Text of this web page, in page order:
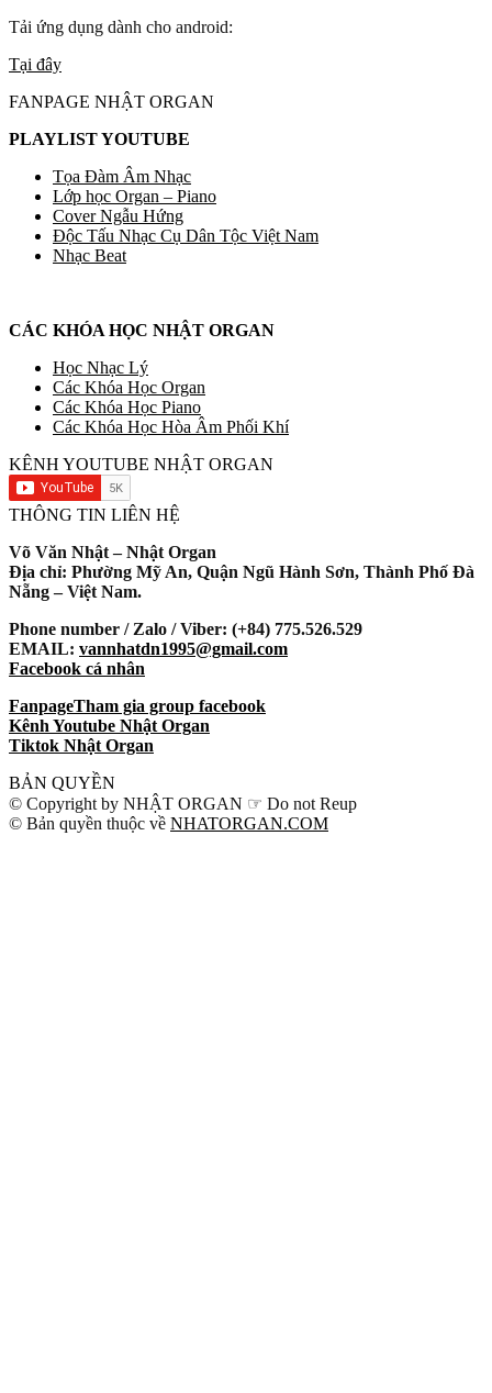
Tải ứng dụng dành cho android:
Tại đây
FANPAGE NHẬT ORGAN
PLAYLIST YOUTUBE
Tọa Đàm Âm Nhạc
Lớp học Organ – Piano
Cover Ngẫu Hứng
Độc Tấu Nhạc Cụ Dân Tộc Việt Nam
Nhạc Beat
CÁC KHÓA HỌC NHẬT ORGAN
Học Nhạc Lý
Các Khóa Học Organ
Các Khóa Học Piano
Các Khóa Học Hòa Âm Phối Khí
KÊNH YOUTUBE NHẬT ORGAN
THÔNG TIN LIÊN HỆ
Võ Văn Nhật – Nhật Organ
Địa chỉ: Phường Mỹ An, Quận Ngũ Hành Sơn, Thành Phố Đà
Nẵng – Việt Nam.
Phone number / Zalo / Viber: (+84) 775.526.529
EMAIL: vannhatdn1995@gmail.com
Facebook cá nhân
FanpageTham gia group facebook
Kênh Youtube Nhật Organ
Tiktok Nhật Organ
BẢN QUYỀN
© Copyright by NHẬT ORGAN ☞ Do not Reup
© Bản quyền thuộc về NHATORGAN.COM